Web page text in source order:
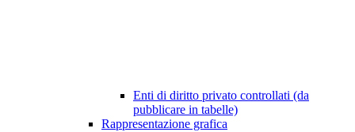
Enti di diritto privato controllati (da
pubblicare in tabelle)
Rappresentazione grafica